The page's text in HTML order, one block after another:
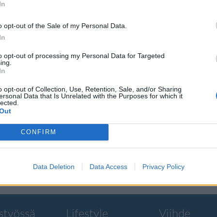
opt-out of the Sale of my Personal Data.
opt-out of processing my Personal Data for Targeted
opt-out of Collection, Use, Retention, Sale, and/or Sharing
Data that Is Unrelated with the Purposes for which it
CONFIRM
Data Deletion Data Access Privacy Policy
supertähtiin
Suomeen.
Lifestyle Viihde